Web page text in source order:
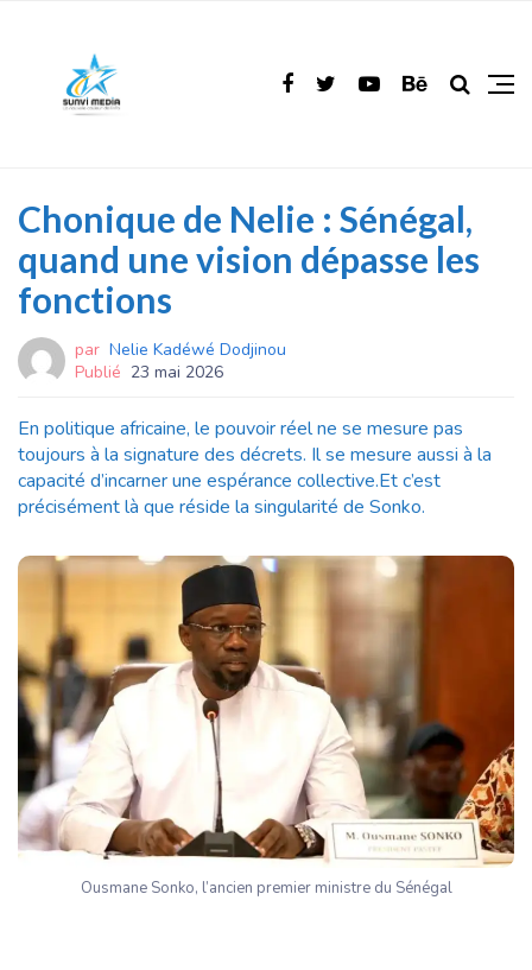
Chonique de Nelie : Sénégal,
quand une vision dépasse les
fonctions
par Nelie Kadéwé Dodjinou
Publié 23 mai 2026
En politique africaine, le pouvoir réel ne se mesure pas
toujours à la signature des décrets. Il se mesure aussi à la
capacité d’incarner une espérance collective.Et c’est
précisément là que réside la singularité de Sonko.
Ousmane Sonko, l’ancien premier ministre du Sénégal